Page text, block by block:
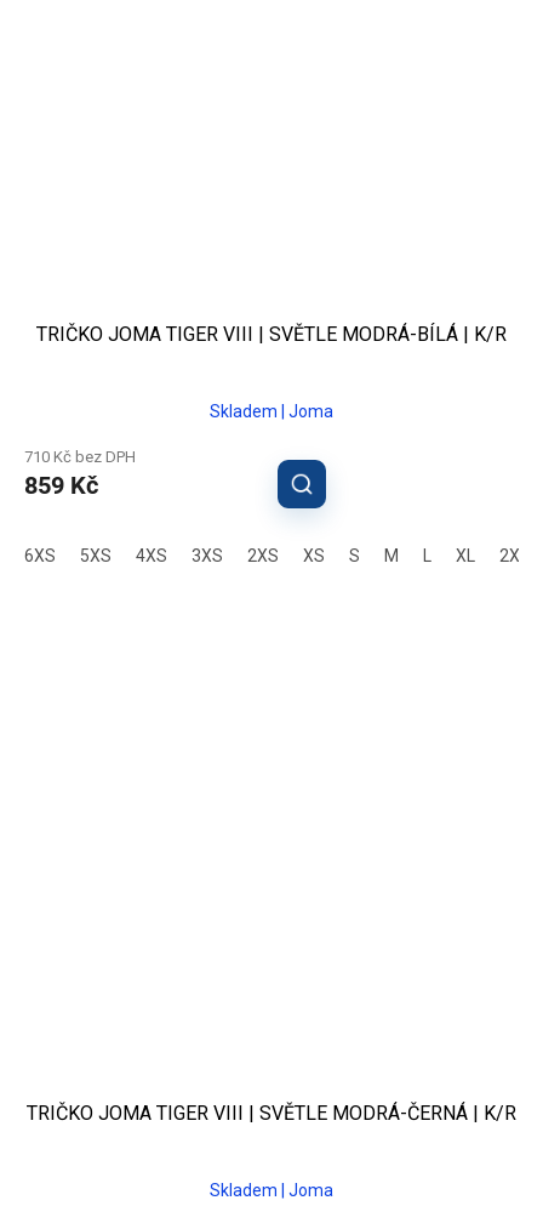
TRIČKO JOMA TIGER VIII | SVĚTLE MODRÁ-BÍLÁ | K/R
Skladem | Joma
710 Kč bez DPH
859 Kč
6XS 5XS 4XS 3XS 2XS XS S M L XL 2XL
TRIČKO JOMA TIGER VIII | SVĚTLE MODRÁ-ČERNÁ | K/R
Skladem | Joma